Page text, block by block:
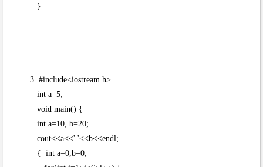
}
3. #include<iostream.h>
int a=5;
void main() {
int a=10, b=20;
cout<<a<<' '<<b<<endl;
{ int a=0,b=0;